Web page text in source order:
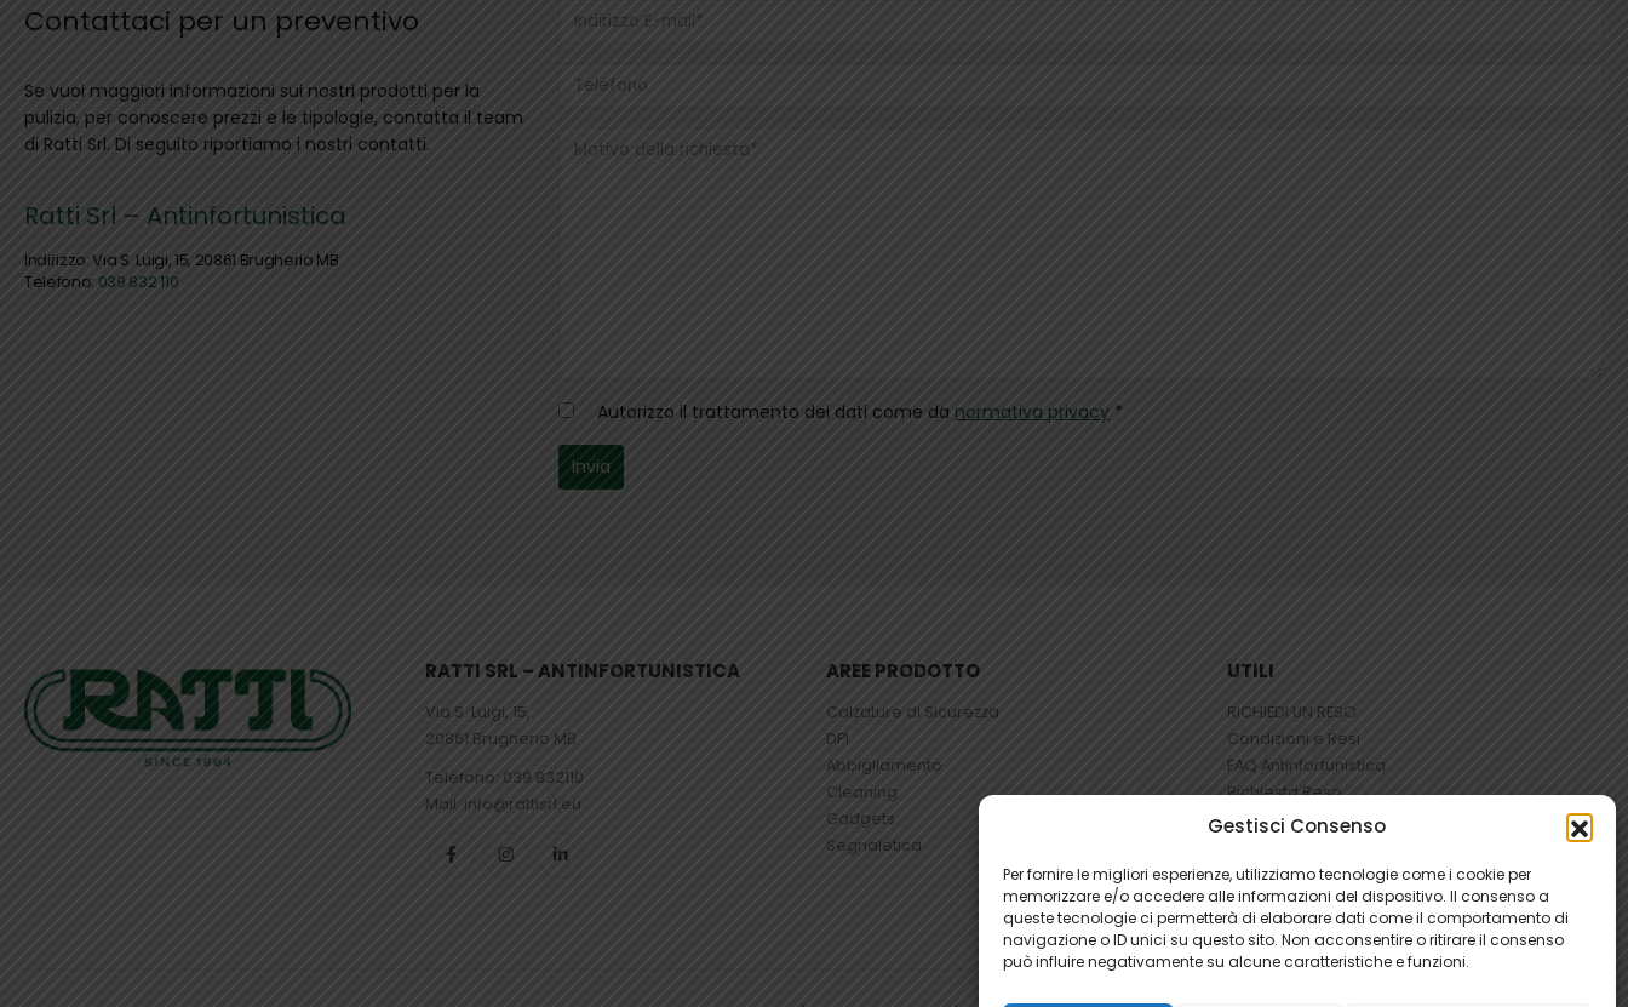
Gestisci Consenso
Per fornire le migliori esperienze, utilizziamo tecnologie come i cookie per
memorizzare e/o accedere alle informazioni del dispositivo. Il consenso a
queste tecnologie ci permetterà di elaborare dati come il comportamento di
navigazione o ID unici su questo sito. Non acconsentire o ritirare il consenso
può influire negativamente su alcune caratteristiche e funzioni.
Contattaci per un preventivo
Se vuoi maggiori informazioni sui nostri prodotti per la
pulizia, per conoscere prezzi e le tipologie, contatta il team
di Ratti Srl. Di seguito riportiamo i nostri contatti.
Ratti Srl – Antinfortunistica
Indirizzo: Via S. Luigi, 15, 20861 Brugherio MB
Telefono: 039 832 110
Autorizzo il trattamento dei dati come da normativa privacy *
RATTI SRL – ANTINFORTUNISTICA
Via S. Luigi, 15,
20861 Brugherio MB
Telefono: 039 832110
Mail: info@rattisrl.eu
AREE PRODOTTO
Calzature di Sicurezza
DPI
Abbigliamento
Cleaning
Gadgets
Segnaletica
UTILI
RICHIEDI UN RESO
Condizioni e Resi
FAQ Antinfortunistica
Richiesta Reso
CookieePrivacy